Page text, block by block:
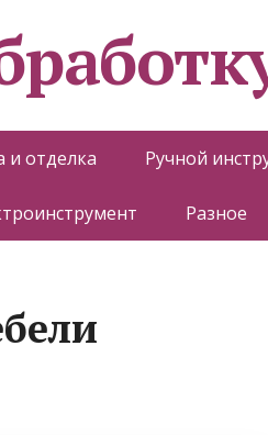
и отделка Ручной
Разное